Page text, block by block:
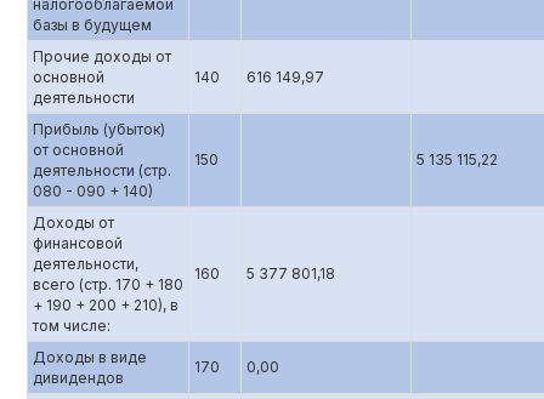
налогооблагаемой
базы в будущем
Прочие доходы от
основной
деятельности
140 616 149,97
Прибыль (убыток)
от основной
деятельности (стр.
080 - 090 + 140)
150 5 135 115,22
Доходы от
финансовой
деятельности,
всего (стр. 170 + 180
+ 190 + 200 + 210), в
том числе:
160 5 377 801,18
Доходы в виде
дивидендов
170 0,00